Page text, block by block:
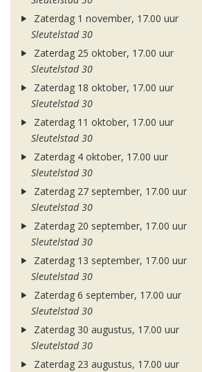
Zaterdag 1 november, 17.00 uur
Sleutelstad 30
Zaterdag 25 oktober, 17.00 uur
Sleutelstad 30
Zaterdag 18 oktober, 17.00 uur
Sleutelstad 30
Zaterdag 11 oktober, 17.00 uur
Sleutelstad 30
Zaterdag 4 oktober, 17.00 uur
Sleutelstad 30
Zaterdag 27 september, 17.00 uur
Sleutelstad 30
Zaterdag 20 september, 17.00 uur
Sleutelstad 30
Zaterdag 13 september, 17.00 uur
Sleutelstad 30
Zaterdag 6 september, 17.00 uur
Sleutelstad 30
Zaterdag 30 augustus, 17.00 uur
Sleutelstad 30
Zaterdag 23 augustus, 17.00 uur